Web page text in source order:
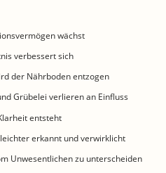
wächst
verbessert sich
der Nährboden entzogen
Grübelei verlieren an Einfluss
entsteht
erkannt und verwirklicht
Unwesentlichen zu unterscheiden